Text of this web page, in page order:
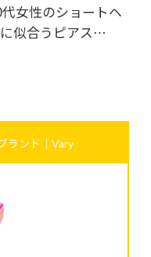
女性のショートヘ
似合うピアス…
ランド｜Vary